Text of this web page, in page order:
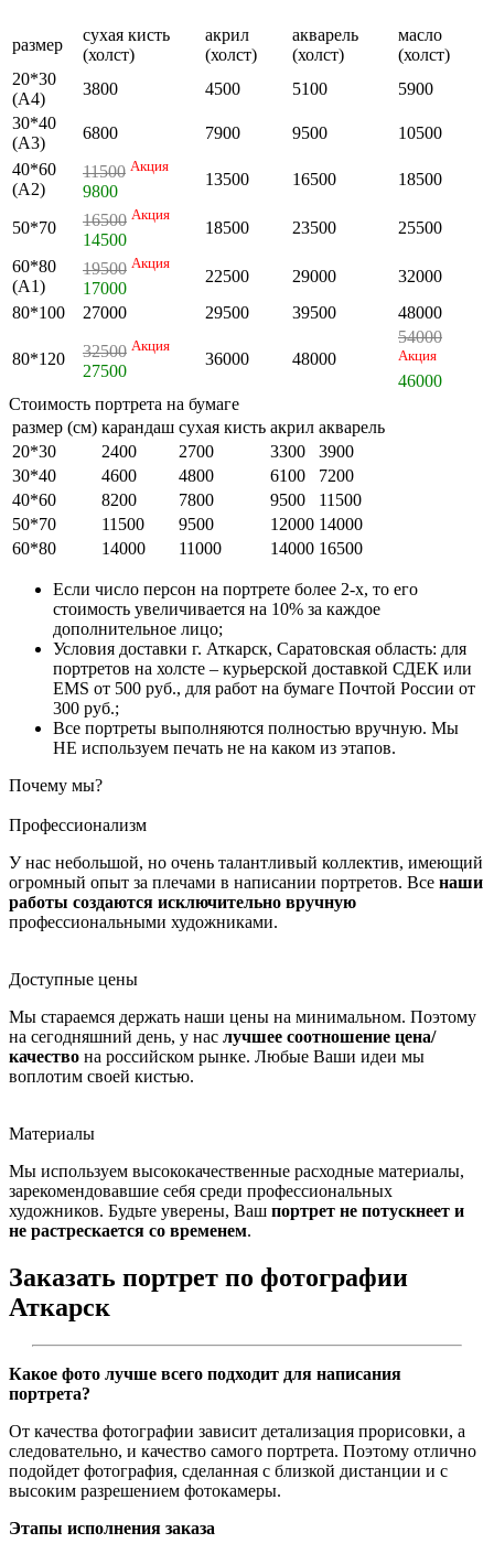
размер
сухая кисть
(холст)
акрил
(холст)
акварель
(холст)
масло
(холст)
20*30
(А4)
3800 4500 5100
5900
30*40
(А3)
6800 7900 9500
10500
40*60
(А2)
11500 Акция
9800
13500 16500 18500
50*70 16500 Акция
14500
18500 23500 25500
60*80
(А1)
19500 Акция
17000
22500 29000
32000
80*100
27000 29500 39500 48000
80*120 32500 Акция
27500
36000 48000
54000
Акция
46000
Стоимость портрета на бумаге
размер (см) карандаш сухая кисть акрил акварель
20*30
2400 2700 3300
3900
30*40
4600 4800 6100
7200
40*60
8200 7800 9500
11500
50*70
11500 9500 12000 14000
60*80
14000 11000 14000 16500
Если число персон на портрете более 2-х, то его
стоимость увеличивается на 10% за каждое
дополнительное лицо;
Условия доставки г. Аткарск, Саратовская область: для
портретов на холсте – курьерской доставкой СДЕК или
EMS от 500 руб., для работ на бумаге Почтой России от
300 руб.;
Все портреты выполняются полностью вручную. Мы
НЕ используем печать не на каком из этапов.
Почему мы?
Профессионализм
У нас небольшой, но очень талантливый коллектив, имеющий
огромный опыт за плечами в написании портретов. Все наши
работы создаются исключительно вручную
профессиональными художниками.
Доступные цены
Мы стараемся держать наши цены на минимальном. Поэтому
на сегодняшний день, у нас лучшее соотношение цена/
качество на российском рынке. Любые Ваши идеи мы
воплотим своей кистью.
Материалы
Мы используем высококачественные расходные материалы,
зарекомендовавшие себя среди профессиональных
художников. Будьте уверены, Ваш портрет не потускнеет и
не растрескается со временем.
Заказать портрет по фотографии
Аткарск
Какое фото лучше всего подходит для написания
портрета?
От качества фотографии зависит детализация прорисовки, а
следовательно, и качество самого портрета. Поэтому отлично
подойдет фотография, сделанная с близкой дистанции и с
высоким разрешением фотокамеры.
Этапы исполнения заказа